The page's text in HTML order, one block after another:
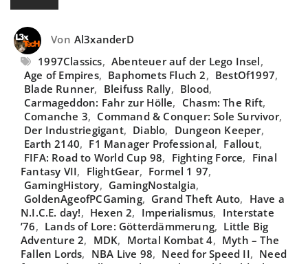
Von Al3xanderD
1997Classics, Abenteuer auf der Lego Insel,
Age of Empires, Baphomets Fluch 2, BestOf1997,
Blade Runner, Bleifuss Rally, Blood,
Carmageddon: Fahr zur Hölle, Chasm: The Rift,
Comanche 3, Command & Conquer: Sole Survivor,
Der Industriegigant, Diablo, Dungeon Keeper,
Earth 2140, F1 Manager Professional, Fallout,
FIFA: Road to World Cup 98, Fighting Force, Final
Fantasy VII, FlightGear, Formel 1 97,
GamingHistory, GamingNostalgia,
GoldenAgeofPCGaming, Grand Theft Auto, Have a
N.I.C.E. day!, Hexen 2, Imperialismus, Interstate
’76, Lands of Lore: Götterdämmerung, Little Big
Adventure 2, MDK, Mortal Kombat 4, Myth – The
Fallen Lords, NBA Live 98, Need for Speed II, Need